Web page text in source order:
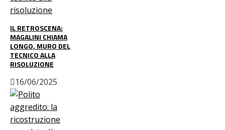
IL RETROSCENA:
MAGALINI CHIAMA
LONGO, MURO DEL
TECNICO ALLA
RISOLUZIONE
16/06/2025